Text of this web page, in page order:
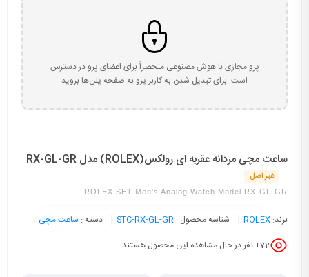
پرو مجازی با هوش مصنوعی منحصراً برای اعضای پرو در دسترس
است. برای تبدیل شدن به کاربر پرو به صفحه پلن‌ها بروید
ساعت مچی مردانه عقربه ای رولکس(ROLEX) مدل RX-GL-GR
غیر اصل
ROLEX SET Men's Analog Watch Model RX-GL-GR
برند: ROLEX شناسه محصول : STC-RX-GL-GR دسته : ساعت مچی
72+ نفر در حال مشاهده این محصول هستند